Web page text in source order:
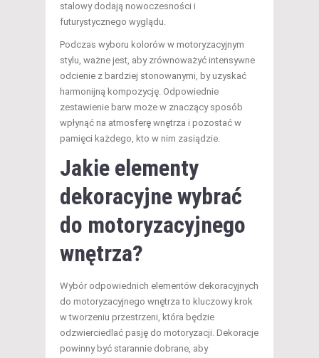
stalowy dodają nowoczesności i
futurystycznego wyglądu.
Podczas wyboru kolorów w motoryzacyjnym
stylu, ważne jest, aby zrównoważyć intensywne
odcienie z bardziej stonowanymi, by uzyskać
harmonijną kompozycję. Odpowiednie
zestawienie barw może w znaczący sposób
wpłynąć na atmosferę wnętrza i pozostać w
pamięci każdego, kto w nim zasiądzie.
Jakie elementy
dekoracyjne wybrać
do motoryzacyjnego
wnętrza?
Wybór odpowiednich elementów dekoracyjnych
do motoryzacyjnego wnętrza to kluczowy krok
w tworzeniu przestrzeni, która będzie
odzwierciedlać pasję do motoryzacji. Dekoracje
powinny być starannie dobrane, aby